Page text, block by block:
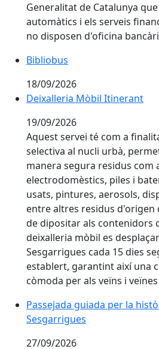
Generalitat de Catalunya
automàtics i els serveis
no disposen d'oficina
Bibliobus
18/09/2026
Deixalleria Mòbil Itinerant
19/09/2026
Aquest servei té com a
selectiva al nucli urbà,
manera segura residus com
electrodomèstics, piles i
usats, pintures, aerosols,
entre altres residus d'origen
de dipositar als contenidors
deixalleria mòbil es
Sesgarrigues cada 15 dies
establert, garantint així una
còmoda per als veïns i
Passejada guiada per la
Passejada guiada per la
Sesgarrigues
27/09/2026